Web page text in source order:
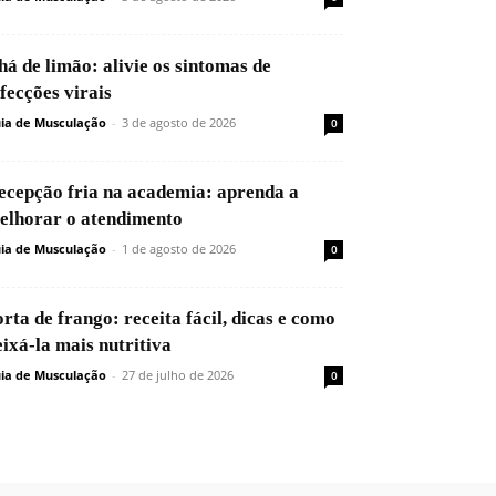
de limão: alivie os sintomas de
virais
de Musculação - 3 de agosto de 2026 0
fria na academia: aprenda a
o atendimento
de Musculação - 1 de agosto de 2026 0
de frango: receita fácil, dicas e como
la mais nutritiva
de Musculação - 27 de julho de 2026 0